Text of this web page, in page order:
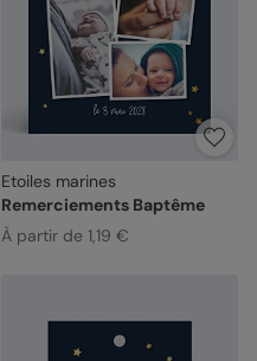
Etoiles marines
Remerciements Baptême
À partir de 1,19 €